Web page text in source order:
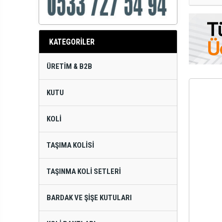
KATEGORİLER
ÜRETIM & B2B
KUTU
KOLI
TAŞIMA KOLISI
TAŞINMA KOLI SETLERI
BARDAK VE ŞIŞE KUTULARI